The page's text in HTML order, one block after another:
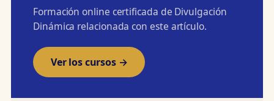
Formación online certificada de Divulgación
Dinámica relacionada con este artículo.
Ver los cursos →